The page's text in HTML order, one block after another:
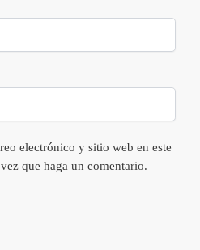
electrónico y sitio web en este
que haga un comentario.